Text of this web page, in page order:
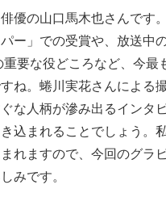
優の山口馬木也さんです
パー」での受賞や、放送中
重要な役どころなど、今最
ね。蜷川実花さんによる
な人柄が滲み出るインタ
込まれることでしょう。
れますので、今回のグラ
みです。